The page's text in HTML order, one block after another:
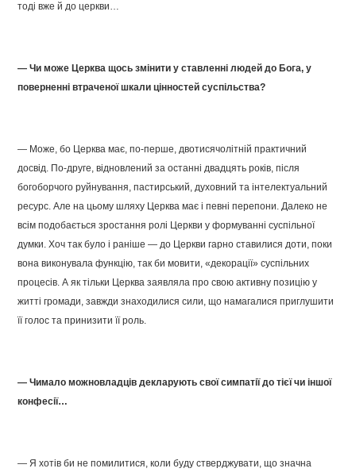
тоді вже й до церкви…
— Чи може Церква щось змінити у ставленні людей до Бога, у
поверненні втраченої шкали цінностей суспільства?
— Може, бо Церква має, по-перше, двотисячолітній практичний
досвід. По-друге, відновлений за останні двадцять років, після
богоборчого руйнування, пастирський, духовний та інтелектуальний
ресурс. Але на цьому шляху Церква має і певні перепони. Далеко не
всім подобається зростання ролі Церкви у формуванні суспільної
думки. Хоч так було і раніше — до Церкви гарно ставилися доти, поки
вона виконувала функцію, так би мовити, «декорації» суспільних
процесів. А як тільки Церква заявляла про свою активну позицію у
житті громади, завжди знаходилися сили, що намагалися приглушити
її голос та принизити її роль.
— Чимало можновладців декларують свої симпатії до тієї чи іншої
конфесії…
— Я хотів би не помилитися, коли буду стверджувати, що значна